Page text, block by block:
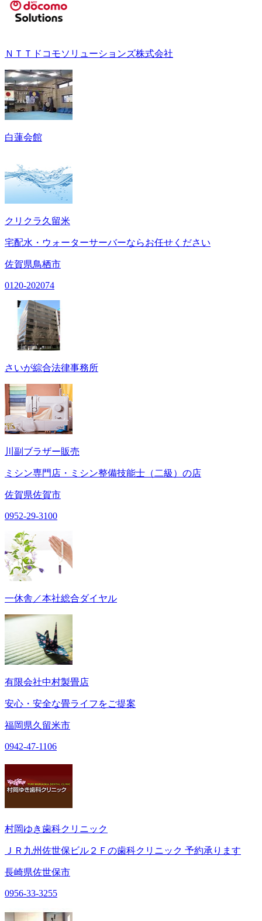
ＮＴＴドコモソリューションズ株式会社
白蓮会館
クリクラ久留米
宅配水・ウォーターサーバーならお任せください
佐賀県鳥栖市
0120-202074
さいが綜合法律事務所
川副ブラザー販売
ミシン専門店・ミシン整備技能士（二級）の店
佐賀県佐賀市
0952-29-3100
一休舎／本社総合ダイヤル
有限会社中村製畳店
安心・安全な畳ライフをご提案
福岡県久留米市
0942-47-1106
村岡ゆき歯科クリニック
ＪＲ九州佐世保ビル２Ｆの歯科クリニック 予約承ります
長崎県佐世保市
0956-33-3255